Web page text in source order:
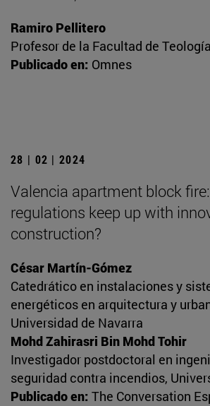
Ramiro Pellitero
Profesor de la Facultad de Teología
Publicado en: Omnes
28 | 02 | 2024
Valencia apartment block
regulations keep up with
construction?
César Martín-Gómez
Catedrático en instalaciones y
energéticos en arquitectura y
Universidad de Navarra
Mohd Zahirasri Bin Mohd Tohir
Investigador postdoctoral en
seguridad contra incendios,
Publicado en: The Conversation